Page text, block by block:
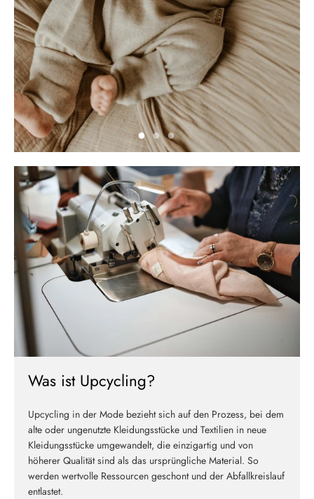
Was ist Upcycling?
Upcycling in der Mode bezieht sich auf den Prozess, bei dem
alte oder ungenutzte Kleidungsstücke und Textilien in neue
Kleidungsstücke umgewandelt, die einzigartig und von
höherer Qualität sind als das ursprüngliche Material. So
werden wertvolle Ressourcen geschont und der Abfallkreislauf
entlastet.
Neu hier?
Melde dich jetzt für unseren Newsletter an und erhalte einen 10%
Willkommensrabatt auf deine erste Bestellung
ABSCHICKEN